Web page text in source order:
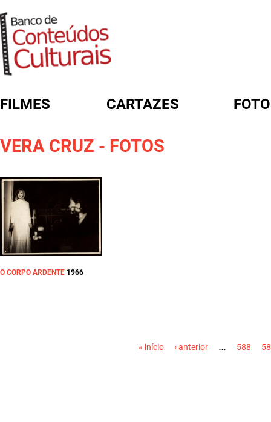
FILMES CARTAZES
VERA CRUZ - FOTOS
O CORPO ARDENTE 1966
« início ‹ anterior … 588
FORMULÁRIO DE BUSCA